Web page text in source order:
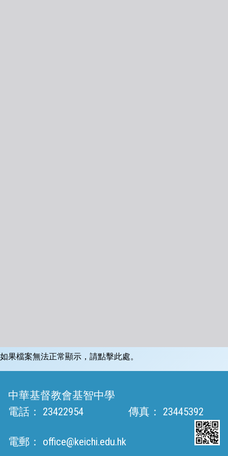
如果檔案無法正常顯示，請點擊此處。
中華基督教會基智中學
電話：
23422954 傳真： 23445392
電郵： office@keichi.edu.hk